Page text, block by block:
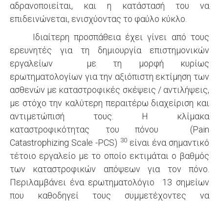
αδρανοποιείται, και η κατάστασή του να
επιδεινώνεται, ενισχύοντας το φαύλο κύκλο.
Ιδιαίτερη προσπάθεια έχει γίνει από τους
ερευνητές για τη δημιουργία επιστημονικών
εργαλείων με τη μορφή κυρίως
ερωτηματολογίων για την αξιόπιστη εκτίμηση των
ασθενών με καταστροφικές σκέψεις / αντιλήψεις,
με στόχο την καλύτερη περαιτέρω διαχείριση και
αντιμετώπισή τους. Η κλίμακα
καταστροφικότητας του πόνου (Pain
Catastrophizing Scale -PCS) 30είναι ένα σημαντικό
τέτοιο εργαλείο με το οποίο εκτιμάται ο βαθμός
των καταστροφικών απόψεων για τον πόνο.
Περιλαμβάνει ένα ερωτηματολόγιο 13 σημείων
που καθοδηγεί τους συμμετέχοντες να